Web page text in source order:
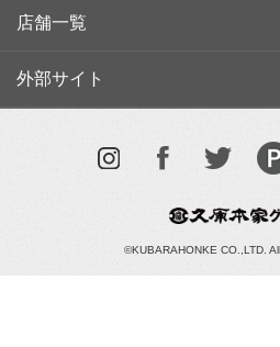
店舗一覧
外部サイト
©KUBARAHONKE CO.,LTD.